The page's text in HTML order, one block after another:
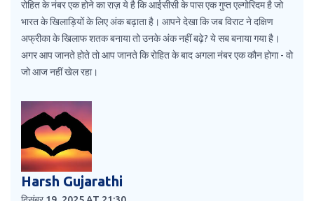
रोहित के नंबर एक होने का राज़ ये है कि आईसीसी के पास एक गुप्त एल्गोरिदम है जो
भारत के खिलाड़ियों के लिए अंक बढ़ाता है। आपने देखा कि जब विराट ने दक्षिण
अफ्रीका के खिलाफ शतक बनाया तो उनके अंक नहीं बढ़े? ये सब बनाया गया है।
अगर आप जानते होते तो आप जानते कि रोहित के बाद अगला नंबर एक कौन होगा - वो
जो आज नहीं खेल रहा।
Harsh Gujarathi